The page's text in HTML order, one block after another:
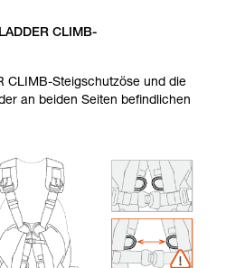
CLIMB-
CLIMB-Steigschutzöse und die
an beiden Seiten befindlichen